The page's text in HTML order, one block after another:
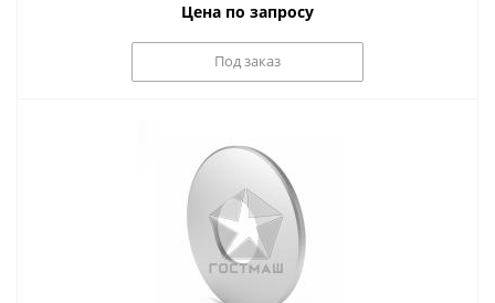
Цена по запросу
Под заказ